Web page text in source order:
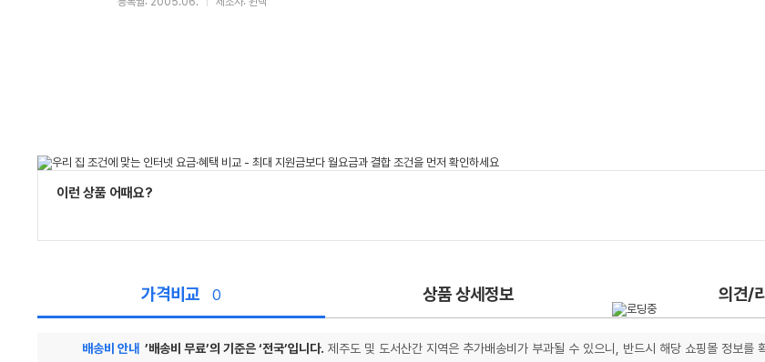
이런 상품 어때요?
가격비교 0 상품 상세정보 의견/
배송비 안내 ’배송비 무료’의 기준은 ‘전국’입니다. 제주도 및 도서산간 지역은 추가배송비가 부과될 수 있으니, 반드시 해당 쇼핑몰 정보를